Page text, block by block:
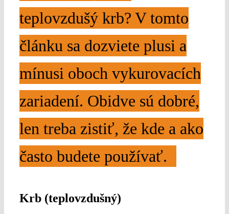
teplovzdušý krb? V tomto
článku sa dozviete plusi a
mínusi oboch vykurovacích
zariadení. Obidve sú dobré,
len treba zistiť, že kde a ako
často budete používať.
Krb (teplovzdušný)